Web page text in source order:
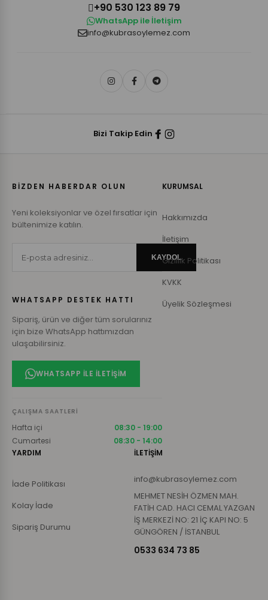
+90 530 123 89 79
WhatsApp ile İletişim
info@kubrasoylemez.com
Bizi Takip Edin
BİZDEN HABERDAR OLUN
Yeni koleksiyonlar ve özel fırsatlar için
bültenimize katılın.
KAYDOL
WHATSAPP DESTEK HATTI
Sipariş, ürün ve diğer tüm sorularınız
için bize WhatsApp hattımızdan
ulaşabilirsiniz.
WHATSAPP ILE İLETIŞIM
ÇALIŞMA SAATLERI
Hafta içi
08:30 - 19:00
Cumartesi
08:30 - 14:00
KURUMSAL
Hakkımızda
İletişim
Gizlilik Politikası
KVKK
Üyelik Sözleşmesi
YARDIM
İade Politikası
Kolay İade
Sipariş Durumu
İLETİŞİM
info@kubrasoylemez.com
MEHMET NESİH ÖZMEN MAH.
FATİH CAD. HACI CEMAL YAZGAN
İŞ MERKEZİ NO: 21 İÇ KAPI NO: 5
GÜNGÖREN / İSTANBUL
0533 634 73 85